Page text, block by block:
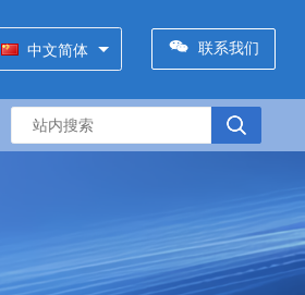
中文简体 联系我们